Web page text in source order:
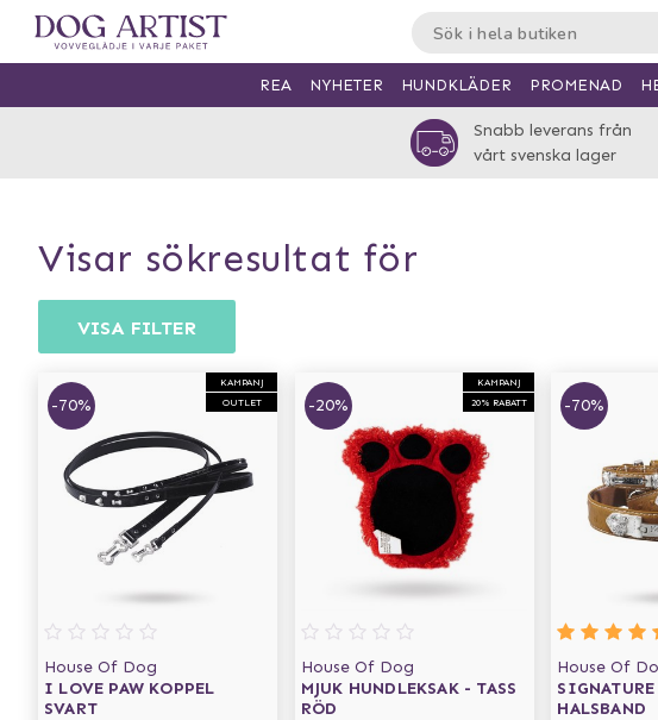
visar sökresultat för
VISA FILTER
KAMPANJ
OUTLET
-70%
House Of Dog
I LOVE PAW KOPPEL
SVART
KAMPANJ
20% RABATT
-20%
House Of Dog
MJUK HUNDLEKSAK - TASS
RÖD
-70%
House Of
HALSBAND
REA NYHETER HUNDKLÄDER PROMENAD
Snabb leverans från
vårt svenska lager